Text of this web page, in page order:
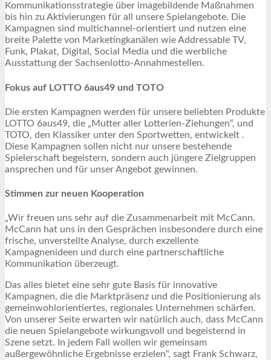
Kommunikationsstrategie über imagebildende Maßnahmen
bis hin zu Aktivierungen für all unsere Spielangebote. Die
Kampagnen sind multichannel-orientiert und nutzen eine
breite Palette von Marketingkanälen wie Addressable TV,
Funk, Plakat, Digital, Social Media und die werbliche
Ausstattung der Sachsenlotto-Annahmestellen.
Fokus auf LOTTO 6aus49 und TOTO
Die ersten Kampagnen werden für unsere beliebten Produkte
LOTTO 6aus49, die „Mutter aller Lotterien-Ziehungen“, und
TOTO, den Klassiker unter den Sportwetten, entwickelt .
Diese Kampagnen sollen nicht nur unsere bestehende
Spielerschaft begeistern, sondern auch jüngere Zielgruppen
ansprechen und für unser Angebot gewinnen.
Stimmen zur neuen Kooperation
„Wir freuen uns sehr auf die Zusammenarbeit mit McCann.
McCann hat uns in den Gesprächen insbesondere durch eine
frische, unverstellte Analyse, durch exzellente
Kampagnenideen und durch eine partnerschaftliche
Kommunikation überzeugt.
Das alles bietet eine sehr gute Basis für innovative
Kampagnen, die die Marktpräsenz und die Positionierung als
gemeinwohlorientiertes, regionales Unternehmen schärfen.
Von unserer Seite erwarten wir natürlich auch, dass McCann
die neuen Spielangebote wirkungsvoll und begeisternd in
Szene setzt. In jedem Fall wollen wir gemeinsam
außergewöhnliche Ergebnisse erzielen“, sagt Frank Schwarz,